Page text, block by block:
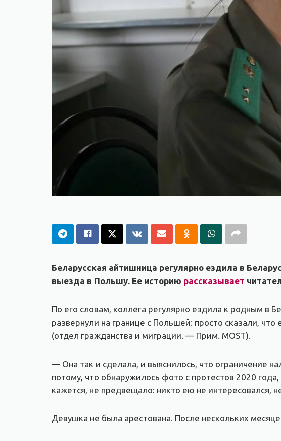
Беларусская айтишница регулярно ездила в
выезда в Польшу. Ее историю рассказывает
По его словам, коллега регулярно ездила к родным в
развернули на границе с Польшей: просто сказали,
(отдел гражданства и миграции. — Прим. MOST).
— Она так и сделала, и выяснилось, что ограничение
потому, что обнаружилось фото с протестов 2020
кажется, не предвещало: никто ею не интересовался,
Девушка не была арестована. После нескольких